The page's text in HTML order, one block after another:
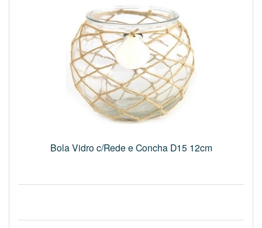
Bola Vidro c/Rede e Concha D15 12cm